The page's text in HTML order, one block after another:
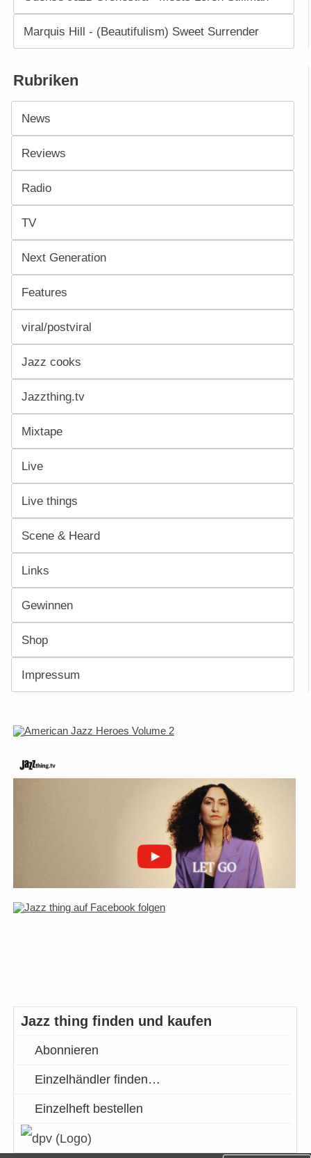
Marquis Hill - (Beautifulism) Sweet Surrender
Rubriken
News
Reviews
Radio
TV
Next Generation
Features
viral/postviral
Jazz cooks
Jazzthing.tv
Mixtape
Live
Live things
Scene & Heard
Links
Gewinnen
Shop
Impressum
Jazz thing finden und kaufen
Abonnieren
Einzelhändler finden…
Einzelheft bestellen